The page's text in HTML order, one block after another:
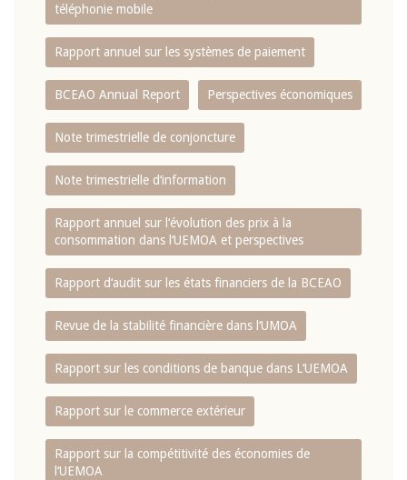
téléphonie mobile
Rapport annuel sur les systèmes de paiement
BCEAO Annual Report Perspectives économiques
Note trimestrielle de conjoncture
Note trimestrielle d‘information
Rapport annuel sur l‘évolution des prix à la
consommation dans l‘UEMOA et perspectives
Rapport d‘audit sur les états financiers de la BCEAO
Revue de la stabilité financière dans l‘UMOA
Rapport sur les conditions de banque dans L‘UEMOA
Rapport sur le commerce extérieur
Rapport sur la compétitivité des économies de
l‘UEMOA